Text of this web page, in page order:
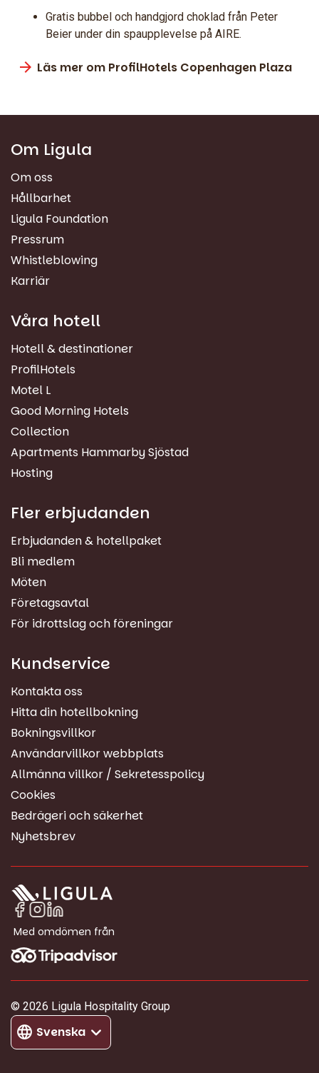
Gratis bubbel och handgjord choklad från Peter
Beier under din spaupplevelse på AIRE.
Läs mer om ProfilHotels Copenhagen Plaza
Om Ligula
Om oss
Hållbarhet
Ligula Foundation
Pressrum
Whistleblowing
Karriär
Våra hotell
Hotell & destinationer
ProfilHotels
Motel L
Good Morning Hotels
Collection
Apartments Hammarby Sjöstad
Hosting
Fler erbjudanden
Erbjudanden & hotellpaket
Bli medlem
Möten
Företagsavtal
För idrottslag och föreningar
Kundservice
Kontakta oss
Hitta din hotellbokning
Bokningsvillkor
Användarvillkor webbplats
Allmänna villkor / Sekretesspolicy
Cookies
Bedrägeri och säkerhet
Nyhetsbrev
Med omdömen från
© 2026 Ligula Hospitality Group